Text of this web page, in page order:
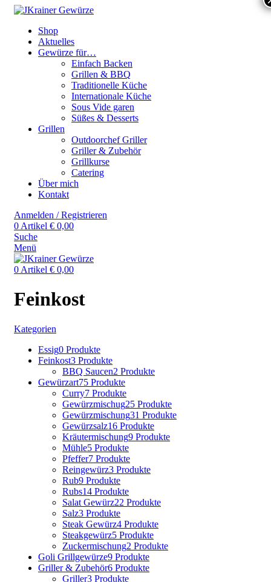
Shop
Aktuelles
Gewürze für…
Einfach Backen
Grillen & BBQ
Traditionelle Küche
Internationale Küche
Sous Vide garen
Süßes & Desserts
Grillen
Outdoorchef Griller
Griller & Zubehör
Grillkurse
Catering
Über mich
Kontakt
Anmelden / Registrieren
0 Artikel € 0,00
Suche
Menü
0 Artikel € 0,00
Feinkost
Kategorien
Essig0 Produkte
Feinkost3 Produkte
BBQ Saucen2 Produkte
Gewürzart75 Produkte
Curry7 Produkte
Gewürzmischug25 Produkte
Gewürzmischung31 Produkte
Gewürzsalz16 Produkte
Kräutermischung9 Produkte
Mühle5 Produkte
Pfeffer7 Produkte
Reingewürz3 Produkte
Rub9 Produkte
Rubs14 Produkte
Salat Gewürz22 Produkte
Salz3 Produkte
Steak Gewürz4 Produkte
Steakgewürz5 Produkte
Zuckermischung2 Produkte
Goli Grillgewürze9 Produkte
Griller & Zubehör6 Produkte
Griller3 Produkte